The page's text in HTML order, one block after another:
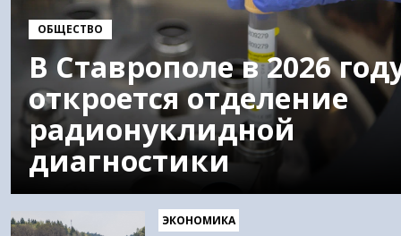
ОБЩЕСТВО
В Ставрополе в 2026
откроется отделение
радионуклидной
диагностики
ЭКОНОМИКА